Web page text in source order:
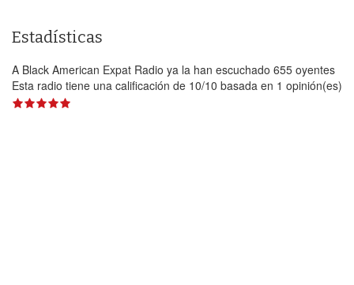
Estadísticas
A Black American Expat Radio ya la han escuchado 655 oyentes
Esta radio tiene una calificación de 10/10 basada en 1 opinión(es)